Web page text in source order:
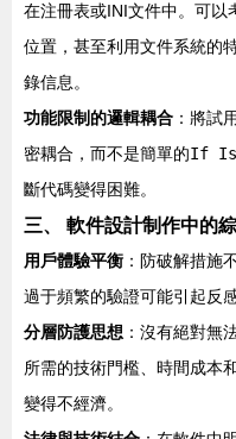
在注冊表或INI文件中。可以
位置，甚至利用文件系統的
錄信息。
功能限制的邏輯耦合 ：將試
密耦合，而不是簡單的If
斷代碼變得困難。
三、 軟件設計制作中的
用戶體驗平衡 ：防破解措施
過于頻繁的驗證可能引起反感
分層防護思想 ：沒有絕對無
所需的技術門檻、時間成本
變得不經濟。